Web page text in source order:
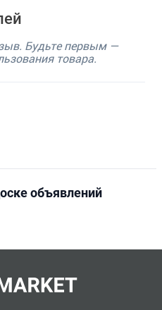
Будьте первым —
товара.
объявлений